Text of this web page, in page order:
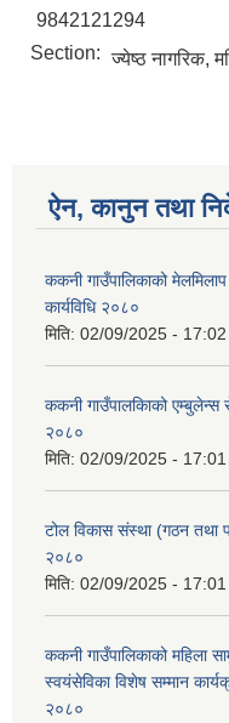
9842121294
Section: ज्येष्ठ नागरिक,
ऐन, कानुन तथा
ककनी गाउँपालिकाको
कार्यविधि २०८०
मिति: 02/09/2025 - 17:02
ककनी गाउँपालकािको एम्बुलेन्स
२०८०
मिति: 02/09/2025 - 17:01
टोल विकास संस्था (गठन तथा
२०८०
मिति: 02/09/2025 - 17:01
ककनी गाउँपालिकाको महिला
स्वयंसेविका विशेष सम्मान
२०८०